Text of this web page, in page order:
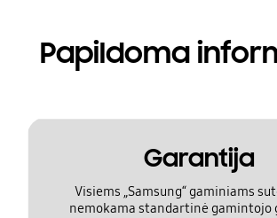
Papildoma
Garantija
Visiems „Samsung“ gaminiams
nemokama standartinė gamintojo